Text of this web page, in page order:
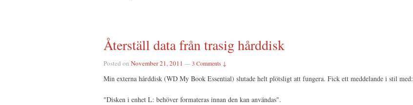
Återställ data från trasig hårddisk
Posted on November 21, 2011 —3 Comments ↓
Min externa hårddisk (WD My Book Essential) slutade helt plötsligt att fungera. Fick ett meddelande i stil med:
"Disken i enhet L: behöver formateras innan den kan användas".